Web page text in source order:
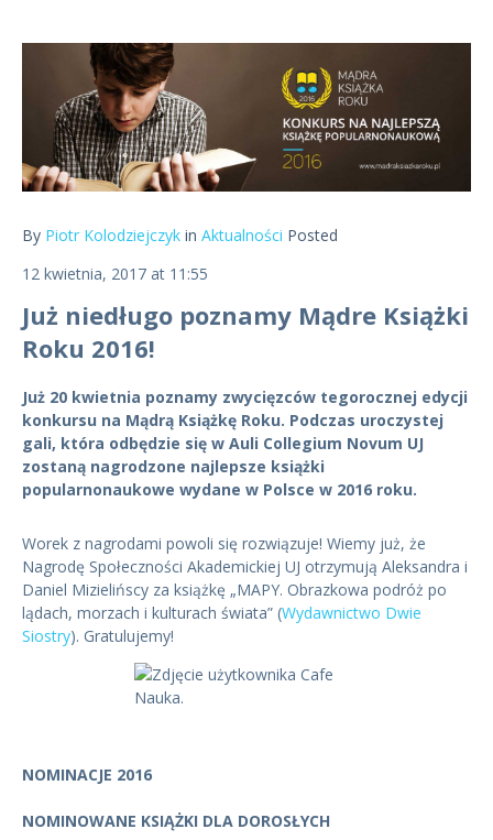
By Piotr Kolodziejczyk in Aktualności Posted
12 kwietnia, 2017 at 11:55
Już niedługo poznamy Mądre Książki
Roku 2016!
Już 20 kwietnia poznamy zwycięzców tegorocznej edycji
konkursu na Mądrą Książkę Roku. Podczas uroczystej
gali, która odbędzie się w Auli Collegium Novum UJ
zostaną nagrodzone najlepsze książki
popularnonaukowe wydane w Polsce w 2016 roku.
Worek z nagrodami powoli się rozwiązuje! Wiemy już, że
Nagrodę Społeczności Akademickiej UJ otrzymują Aleksandra i
Daniel Mizielińscy za książkę „MAPY. Obrazkowa podróż po
lądach, morzach i kulturach świata” (Wydawnictwo Dwie
Siostry). Gratulujemy!
NOMINACJE 2016
NOMINOWANE KSIĄŻKI DLA DOROSŁYCH